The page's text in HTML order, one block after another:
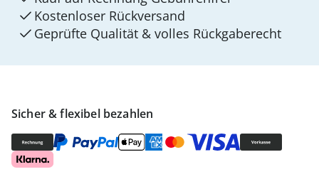
Sicher & flexibel bezahlen
Kostenloser Rückversand
Geprüfte Qualität & volles Rückgaberecht